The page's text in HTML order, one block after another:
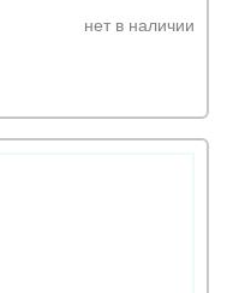
нет в наличии